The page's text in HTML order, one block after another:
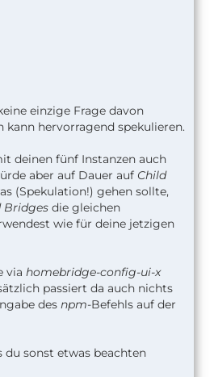
einzige Frage davon
kann hervorragend spekulieren.
deinen fünf Instanzen auch
aber auf Dauer auf Child
(Spekulation!) gehen sollte,
Bridges die gleichen
wie für deine jetzigen
via homebridge-config-ui-x
passiert da auch nichts
des npm-Befehls auf der
du sonst etwas beachten